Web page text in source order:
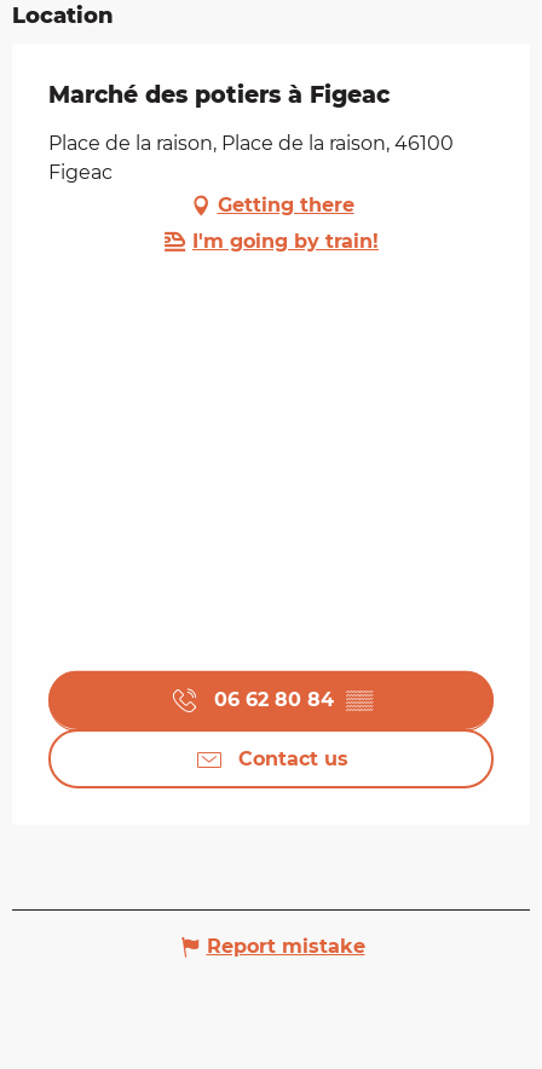
Location
Marché des potiers à Figeac
Place de la raison, Place de la raison, 46100
Figeac
Getting there
I'm going by train!
06 62 80 84 ▒▒
Contact us
Report mistake